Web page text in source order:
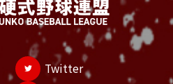
Twitter